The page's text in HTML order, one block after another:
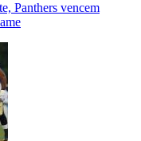
Panthers vencem